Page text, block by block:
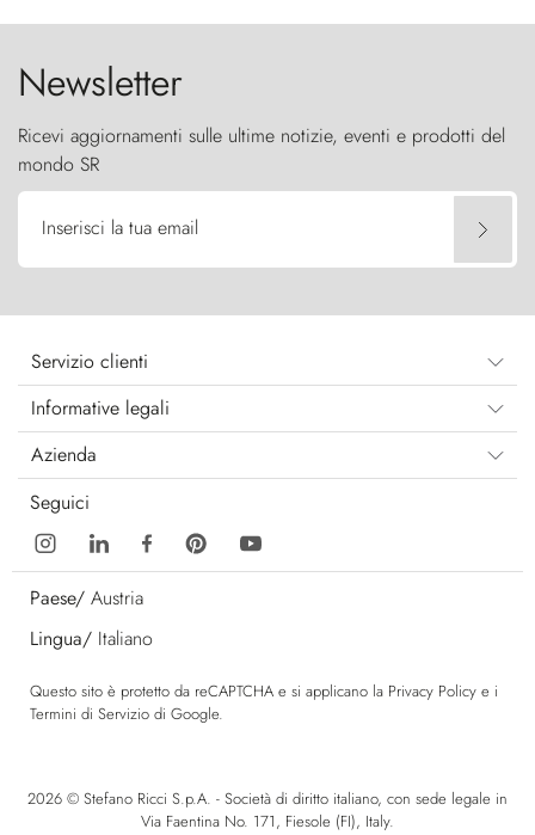
Newsletter
Ricevi aggiornamenti sulle ultime notizie, eventi e prodotti del
mondo SR
Inserisci la tua email
Servizio clienti
Informative legali
Azienda
Seguici
Paese/ Austria
Lingua/ Italiano
Questo sito è protetto da reCAPTCHA e si applicano la Privacy Policy e i
Termini di Servizio di Google.
2026 © Stefano Ricci S.p.A. - Società di diritto italiano, con sede legale in
Via Faentina No. 171, Fiesole (FI), Italy.